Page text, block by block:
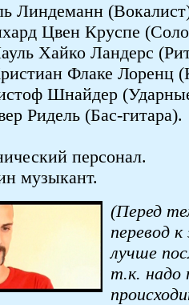
Линдеманн
Цвен Круспе
Хайко Ландерс
Флаке Лоренц
Шнайдер
Ридель (Бас-гитара).
персонал.
музыкант.
(Перед
перевод
лучше
т.к. надо